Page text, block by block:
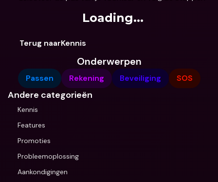
Loading...
Terug naarKennis
Onderwerpen
Passen Rekening Beveiliging SOS
Andere categorieën
Kennis
Features
Promoties
Probleemoplossing
Aankondigingen